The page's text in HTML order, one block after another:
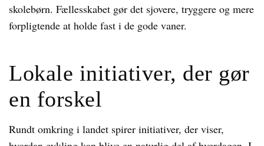
skolebørn. Fællesskabet gør det sjovere, tryggere og mere
forpligtende at holde fast i de gode vaner.
Lokale initiativer, der gør
en forskel
Rundt omkring i landet spirer initiativer, der viser,